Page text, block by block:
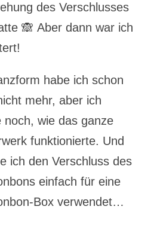
des Verschlusses
🙈 Aber dann war ich
habe ich schon
mehr, aber ich
noch, wie das ganze
funktionierte. Und
ich den Verschluss des
einfach für eine
Box verwendet…